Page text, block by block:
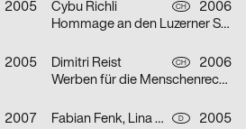
2005
Cybu Richli CH
2006
Hommage an den Luzerner Straßenphilosophen Emil Manser
2005
Dimitri Reist CH
2006
Werben für die Menschenrechte
2007
Fabian Fenk, Lina Maria Grumm, Jakob Kirch, Nella Rieken D
2005